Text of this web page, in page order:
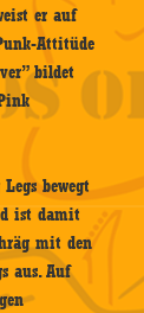
er auf
Attitüde
bildet
bewegt
ist damit
mit den
aus. Auf